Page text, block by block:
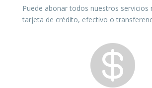
Puede abonar todos nuestros servicios
tarjeta de crédito, efectivo o
